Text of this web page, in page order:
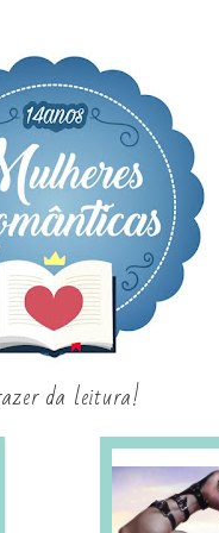
da leitura!